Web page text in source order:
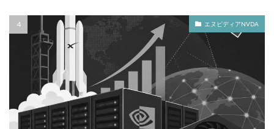
エヌビディアNVDA